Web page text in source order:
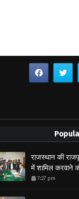
राजस्थान की
में शामिल करवाने
7:27 pm